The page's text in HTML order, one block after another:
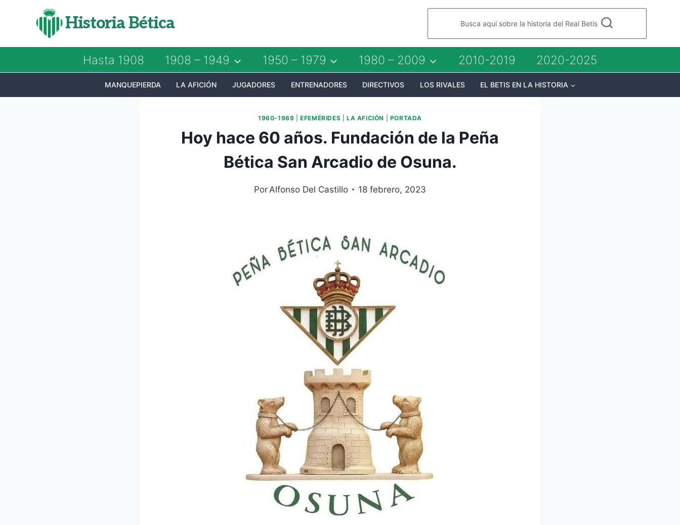
Historia Bética Busca aqui sobre la historia del Real Betis
Hasta 1908 1908 – 1949 1950 – 1979 1980 – 2009 2010-2019 2020-2025
MANQUEPIERDA LA AFICIÓN JUGADORES ENTRENADORES DIRECTIVOS LOS RIVALES EL BETIS EN LA HISTORIA
1960-1969 |EFEMÉRIDES LA AFICIÓN PORTADA
Hoy hace 60 años. Fundación de la Peña
Bética San Arcadio de Osuna.
Por Alfonso Del Castillo 18 febrero, 2023